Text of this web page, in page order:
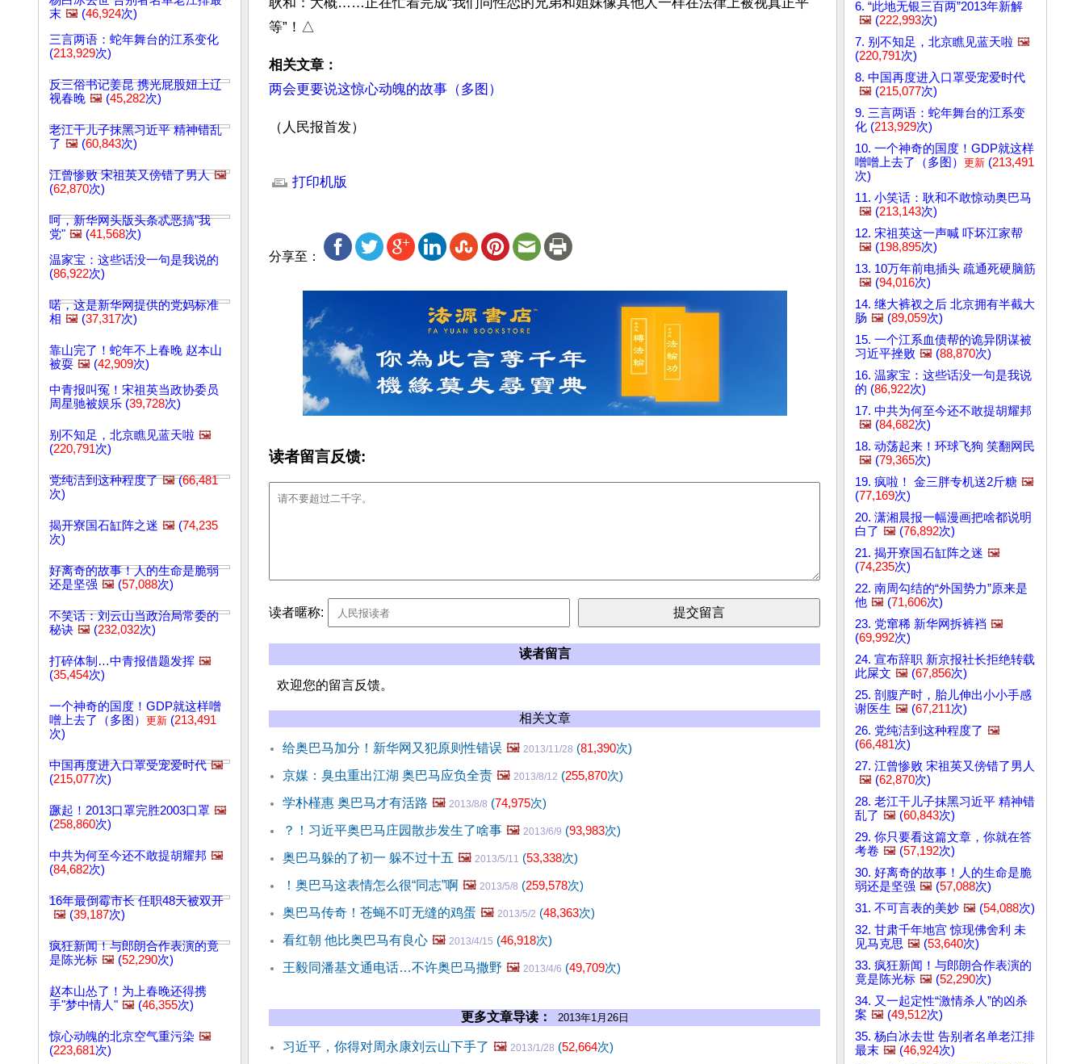
末 🖼️ (46,924次)
三言两语：蛇年舞台的江系变化
(213,929次)
反三俗书记姜昆 携光屁股妞上辽
视春晚 🖼️ (45,282次)
老江干儿子抹黑习近平 精神错乱
了 🖼️ (60,843次)
江曾惨败 宋祖英又傍错了男人 🖼️
(62,870次)
呵，新华网头版头条忒恶搞"我
党" 🖼️ (41,568次)
温家宝：这些话没一句是我说的
(86,922次)
喏，这是新华网提供的党妈标准
相 🖼️ (37,317次)
靠山完了！蛇年不上春晚 赵本山
被耍 🖼️ (42,909次)
中青报叫冤！宋祖英当政协委员
周星驰被娱乐 (39,728次)
别不知足，北京瞧见蓝天啦 🖼️
(220,791次)
党纯洁到这种程度了 🖼️(66,481
次)
揭开寮国石缸阵之迷 🖼️ (74,235
次)
好离奇的故事！人的生命是脆弱
还是坚强 🖼️ (57,088次)
不笑话：刘云山当政治局常委的
秘诀 🖼️ (232,032次)
打碎体制…中青报借题发挥 🖼️
(35,454次)
一个神奇的国度！GDP就这样噌
噌上去了（多图） 更新 (213,491
次)
中国再度进入口罩受宠爱时代 🖼️
(215,077次)
蹶起！2013口罩完胜2003口罩 🖼️
(258,860次)
中共为何至今还不敢提胡耀邦 🖼️
(84,682次)
16年最倒霉市长 任职48天被双开
🖼️ (39,187次)
疯狂新闻！与郎朗合作表演的竟
是陈光标 🖼️ (52,290次)
赵本山怂了！为上春晚还得携
手"梦中情人" 🖼️ (46,355次)
惊心动魄的北京空气重污染 🖼️
(223,681次)
等”！△
相关文章：
两会更要说这惊心动魄的故事（多图）
（人民报首发）
打印机版
分享至：
读者留言反馈:
读者暱称:
读者留言
欢迎您的留言反馈。
相关文章
给奥巴马加分！新华网又犯原则性错误 🖼️ 2013/11/28 (81,390次)
京媒：臭虫重出江湖 奥巴马应负全责 🖼️ 2013/8/12 (255,870次)
学朴槿惠 奥巴马才有活路 🖼️ 2013/8/8 (74,975次)
？！习近平奥巴马庄园散步发生了啥事 🖼️ 2013/6/9 (93,983次)
奥巴马躲的了初一 躲不过十五 🖼️ 2013/5/11 (53,338次)
！奥巴马这表情怎么很“同志”啊 🖼️ 2013/5/8 (259,578次)
奥巴马传奇！苍蝇不叮无缝的鸡蛋 🖼️ 2013/5/2 (48,363次)
看红朝 他比奥巴马有良心 🖼️ 2013/4/15 (46,918次)
王毅同潘基文通电话…不许奥巴马撒野 🖼️ 2013/4/6 (49,709次)
更多文章导读： 2013年1月26日
习近平，你得对周永康刘云山下手了 🖼️ 2013/1/28 (52,664次)
6. “此地无银三百两”2013年新解
🖼️ (222,993次)
7. 别不知足，北京瞧见蓝天啦 🖼️
(220,791次)
8. 中国再度进入口罩受宠爱时代
🖼️ (215,077次)
9. 三言两语：蛇年舞台的江系变
化 (213,929次)
10. 一个神奇的国度！GDP就这样
噌噌上去了（多图） 更新 (213,491
次)
11. 小笑话：耿和不敢惊动奥巴马
🖼️ (213,143次)
12. 宋祖英这一声喊 吓坏江家帮
🖼️ (198,895次)
13. 10万年前电插头 疏通死硬脑筋
🖼️ (94,016次)
14. 继大裤衩之后 北京拥有半截大
肠 🖼️ (89,059次)
15. 一个江系血债帮的诡异阴谋被
习近平挫败 🖼️ (88,870次)
16. 温家宝：这些话没一句是我说
的 (86,922次)
17. 中共为何至今还不敢提胡耀邦
🖼️ (84,682次)
18. 动荡起来！环球飞狗 笑翻网民
🖼️ (79,365次)
19. 疯啦！ 金三胖专机送2斤糖 🖼️
(77,169次)
20. 潇湘晨报一幅漫画把啥都说明
白了 🖼️ (76,892次)
21. 揭开寮国石缸阵之迷 🖼️
(74,235次)
22. 南周勾结的“外国势力”原来是
他 🖼️ (71,606次)
23. 党窜稀 新华网拆裤裆 🖼️
(69,992次)
24. 宣布辞职 新京报社长拒绝转载
此屎文 🖼️ (67,856次)
25. 剖腹产时，胎儿伸出小小手感
谢医生 🖼️ (67,211次)
26. 党纯洁到这种程度了 🖼️
(66,481次)
27. 江曾惨败 宋祖英又傍错了男人
🖼️ (62,870次)
28. 老江干儿子抹黑习近平 精神错
乱了 🖼️ (60,843次)
29. 你只要看这篇文章，你就在答
考卷 🖼️ (57,192次)
30. 好离奇的故事！人的生命是脆
弱还是坚强 🖼️ (57,088次)
31. 不可言表的美妙 🖼️ (54,088次)
32. 甘肃千年地宫 惊现佛舍利 未
见马克思 🖼️ (53,640次)
33. 疯狂新闻！与郎朗合作表演的
竟是陈光标 🖼️ (52,290次)
34. 又一起定性“激情杀人”的凶杀
案 🖼️ (49,512次)
35. 杨白冰去世 告别者名单老江排
最末 🖼️ (46,924次)